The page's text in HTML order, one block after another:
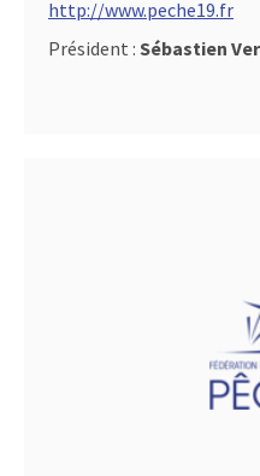
http://www.peche19.fr
Président : Sébastien